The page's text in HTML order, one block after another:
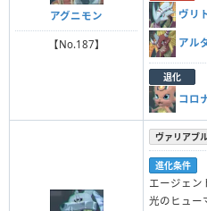
アグニモン
【No.187】
ヴリ
アル
退化
コロ
ヴァリアブ
進化条件
エージェン
光のヒュー